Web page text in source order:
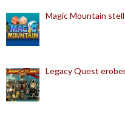
Magic Mountain
Legacy Quest